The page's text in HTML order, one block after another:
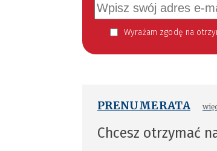
Wyrażam zgodę na otrzymywanie informacji handlowej kierowanej do mnie za pomocą środków komunikacji elektronicznej w
PRENUMERATA
Chcesz otrzymać